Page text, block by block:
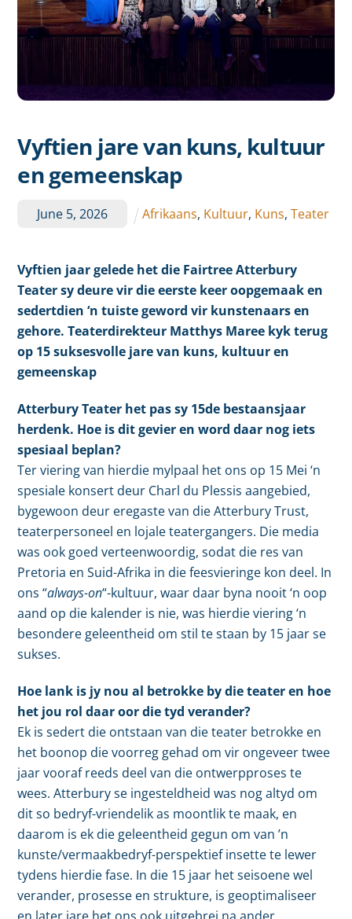
Vyftien jare van kuns, kultuur
en gemeenskap
June 5,2026 Afrikaans, Kultuur, Kuns,Teater
Vyftien jaar gelede het die Fairtree Atterbury
Teater sy deure vir die eerste keer oopgemaak en
sedertdien ‘n tuiste geword vir kunstenaars en
gehore. Teaterdirekteur Matthys Maree kyk terug
op 15 suksesvolle jare van kuns, kultuur en
gemeenskap
Atterbury Teater het pas sy 15de bestaansjaar
herdenk. Hoe is dit gevier en word daar nog iets
spesiaal beplan?
Ter viering van hierdie mylpaal het ons op 15 Mei ‘n
spesiale konsert deur Charl du Plessis aangebied,
bygewoon deur eregaste van die Atterbury Trust,
teaterpersoneel en lojale teatergangers. Die media
was ook goed verteenwoordig, sodat die res van
Pretoria en Suid-Afrika in die feesvieringe kon deel. In
ons “always-on“-kultuur, waar daar byna nooit ‘n oop
aand op die kalender is nie, was hierdie viering ‘n
besondere geleentheid om stil te staan by 15 jaar se
sukses.
Hoe lank is jy nou al betrokke by die teater en hoe
het jou rol daar oor die tyd verander?
Ek is sedert die ontstaan van die teater betrokke en
het boonop die voorreg gehad om vir ongeveer twee
jaar vooraf reeds deel van die ontwerpproses te
wees. Atterbury se ingesteldheid was nog altyd om
dit so bedryf-vriendelik as moontlik te maak, en
daarom is ek die geleentheid gegun om van ’n
kunste/vermaakbedryf-perspektief insette te lewer
tydens hierdie fase. In die 15 jaar het seisoene wel
verander, prosesse en strukture, is geoptimaliseer